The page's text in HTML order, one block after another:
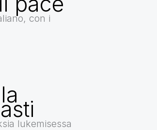
con i
lukemisessa